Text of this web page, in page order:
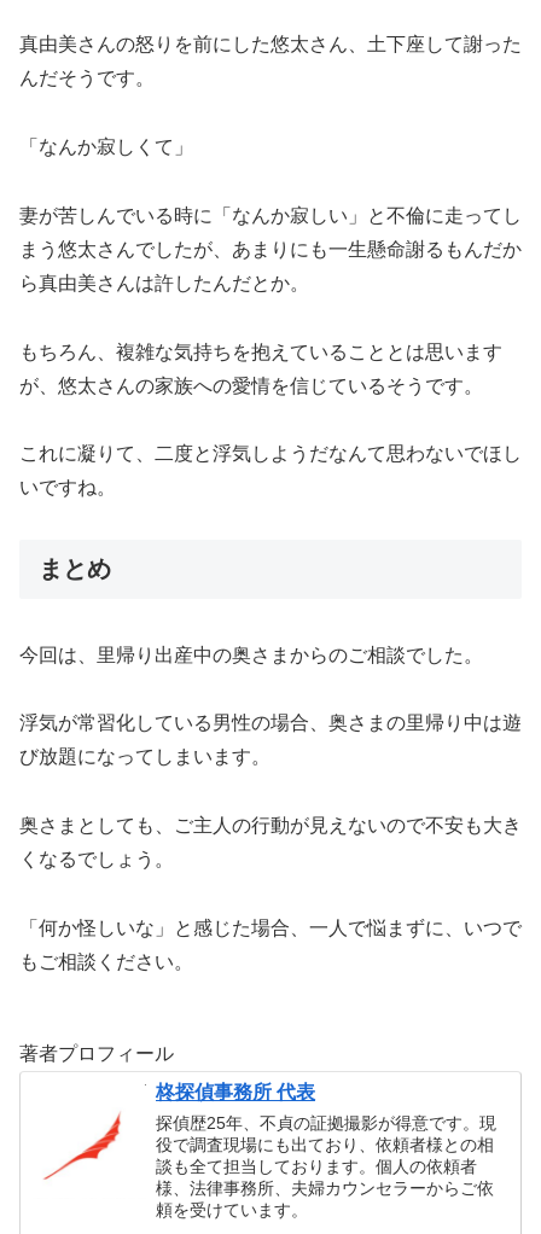
真由美さんの怒りを前にした悠太さん、土下座して謝った
んだそうです。
「なんか寂しくて」
妻が苦しんでいる時に「なんか寂しい」と不倫に走ってし
まう悠太さんでしたが、あまりにも一生懸命謝るもんだか
ら真由美さんは許したんだとか。
もちろん、複雑な気持ちを抱えていることとは思います
が、悠太さんの家族への愛情を信じているそうです。
これに凝りて、二度と浮気しようだなんて思わないでほし
いですね。
まとめ
今回は、里帰り出産中の奥さまからのご相談でした。
浮気が常習化している男性の場合、奥さまの里帰り中は遊
び放題になってしまいます。
奥さまとしても、ご主人の行動が見えないので不安も大き
くなるでしょう。
「何か怪しいな」と感じた場合、一人で悩まずに、いつで
もご相談ください。
著者プロフィール
柊探偵事務所 代表
探偵歴25年、不貞の証拠撮影が得意です。現
役で調査現場にも出ており、依頼者様との相
談も全て担当しております。個人の依頼者
様、法律事務所、夫婦カウンセラーからご依
頼を受けています。